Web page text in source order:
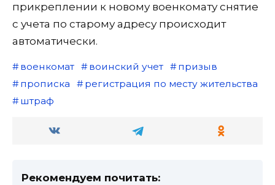
прикреплении к новому военкомату снятие
с учета по старому адресу происходит
автоматически.
военкомат воинский учет
призыв
прописка
регистрация по месту жительства
штраф
Рекомендуем почитать: